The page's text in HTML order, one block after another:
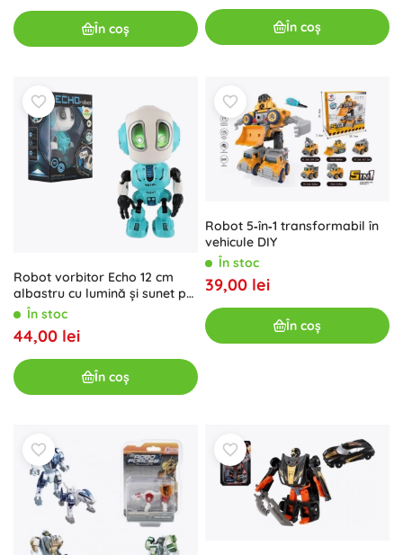
În coș În coș
Robot vorbitor Echo 12 cm
albastru cu lumină și sunet pe
baterii
În stoc
44,00 lei
În coș
Robot 5‑în‑1 transformabil în
vehicule DIY
În stoc
39,00 lei
În coș